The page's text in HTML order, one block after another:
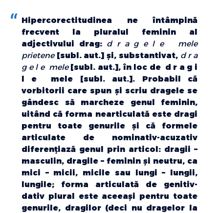
Hipercorectitudinea ne întâmpină
frecvent la pluralul feminin al
adjectivului drag: d r a g e l e mele
prietene[subl. aut.] și, substantivat, d r a
g e l e mele[subl. aut.], în loc de d r a g i
l e mele [subl. aut.]. Probabil că
vorbitorii care spun și scriu dragele se
gândesc să marcheze genul feminin,
uitând că forma nearticulată este dragi
pentru toate genurile și că formele
articulate de nominativ-acuzativ
diferențiază genul prin articol: dragii –
masculin, dragile – feminin și neutru, ca
mici – micii, micile sau lungi – lungii,
lungile; forma articulată de genitiv-
dativ plural este aceeași pentru toate
genurile, dragilor (deci nu dragelor la